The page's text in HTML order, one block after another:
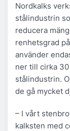
Nordkalks
stålindustrin
reducera
renhetsgrad
använder
ner till cirka
stålindustrin.
de gå mycket
– I vårt
kalksten med